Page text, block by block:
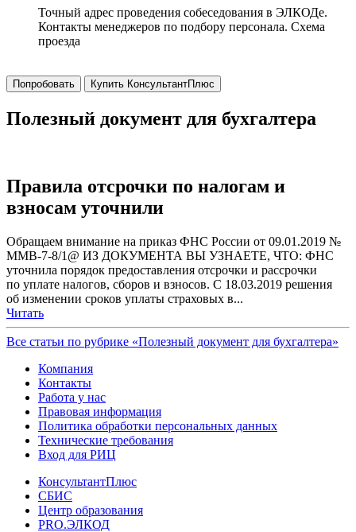
Точный адрес проведения собеседования в ЭЛКОДе.
Контакты менеджеров по подбору персонала. Схема
проезда
Попробовать Купить КонсультантПлюс
Полезный документ для бухгалтера
Правила отсрочки по налогам и
взносам уточнили
Обращаем внимание на приказ ФНС России от 09.01.2019 №
ММВ-7-8/1@ ИЗ ДОКУМЕНТА ВЫ УЗНАЕТЕ, ЧТО: ФНС
уточнила порядок предоставления отсрочки и рассрочки
по уплате налогов, сборов и взносов. С 18.03.2019 решения
об изменении сроков уплаты страховых в...
Читать
Все статьи по рубрике «Полезный документ для бухгалтера»
Компания
Контакты
Работа у нас
Правовая информация
Политика обработки персональных данных
Технические требования
Вход для РИЦ
КонсультантПлюс
СБИС
Центр образования
PRO.ЭЛКОД